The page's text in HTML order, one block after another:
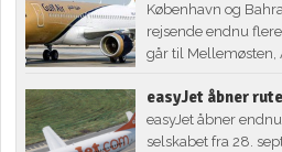
København og
rejsende endnu
går til Mellemøsten,
easyJet åbner
easyJet åbner
selskabet fra 28.